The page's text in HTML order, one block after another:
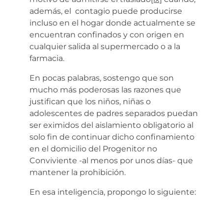
además, el contagio puede producirse
incluso en el hogar donde actualmente se
encuentran confinados y con origen en
cualquier salida al supermercado o a la
farmacia.
En pocas palabras, sostengo que son
mucho más poderosas las razones que
justifican que los niños, niñas o
adolescentes de padres separados puedan
ser eximidos del aislamiento obligatorio al
solo fin de continuar dicho confinamiento
en el domicilio del Progenitor no
Conviviente -al menos por unos días- que
mantener la prohibición.
En esa inteligencia, propongo lo siguiente: